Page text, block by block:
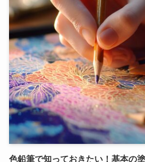
色鉛筆で知っておきたい！基本の